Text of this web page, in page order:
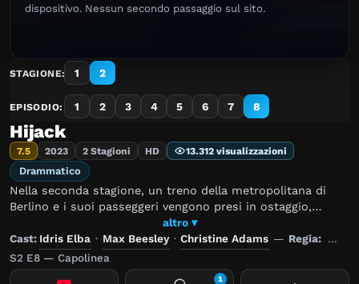
dispositivo. Nessun secondo passaggio sul sito.
STAGIONE: 1 2
EPISODIO: 1 2 3 4 5 6 7 8
Hijack
7.5 2023 2 Stagioni HD 13.312 visualizzazioni
Drammatico
Nella seconda stagione, un treno della metropolitana di
Berlino e i suoi passeggeri vengono presi in ostaggio,
mentre le autorità si affrettano a salvare centinaia di vite
umane. Sam Nelson si trova al centro della crisi a bordo
del treno, dove una decisione sbagliata potrebbe causare
un disastro.
altro ▾
Cast: Idris Elba · Max Beesley· Christine Adams — Regia: Jim
S2 E8 — Capolinea
1